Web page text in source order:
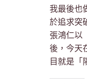
我最後也
於追求突
張鴻仁以
後，今天
目就是「